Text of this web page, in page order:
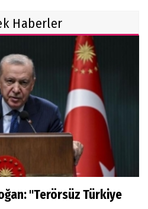
ediyor: Bir gruba daha 10
belli oldu, emlak
''Terörsüz Türkiye
Haberler
''Terörsüz Türkiye